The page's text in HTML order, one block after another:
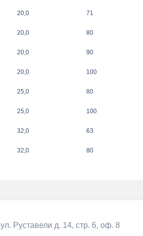
20,0 71
20,0 80
20,0 90
20,0 100
25,0 80
25,0 100
32,0 63
32,0 80
ул. Руставели д. 14, стр. 6, оф. 8